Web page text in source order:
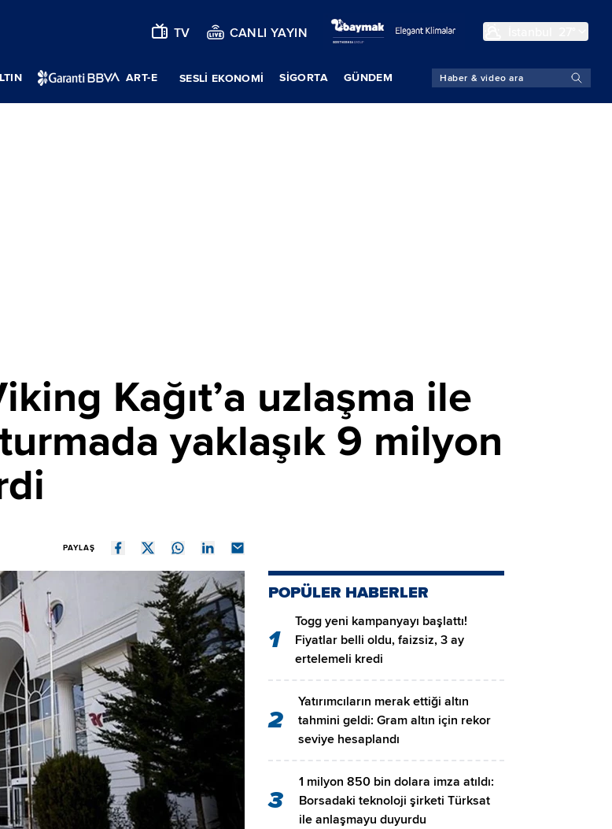
TV CANLI YAYIN
ART-E SESLİ EKONOMİ SIGORTA GÜNDEM
Kağıt’a uzlaşma ile
yaklaşık 9 milyon
PAYLAŞ
POPÜLER HABERLER
1
Togg yeni kampanyayı başlattı!
Fiyatlar belli oldu, faizsiz, 3 ay
ertelemeli kredi
2
Yatırımcıların merak ettiği altın
tahmini geldi: Gram altın için rekor
seviye hesaplandı
3
1 milyon 850 bin dolara imza atıldı:
Borsadaki teknoloji şirketi Türksat
ile anlaşmayu duyurdu